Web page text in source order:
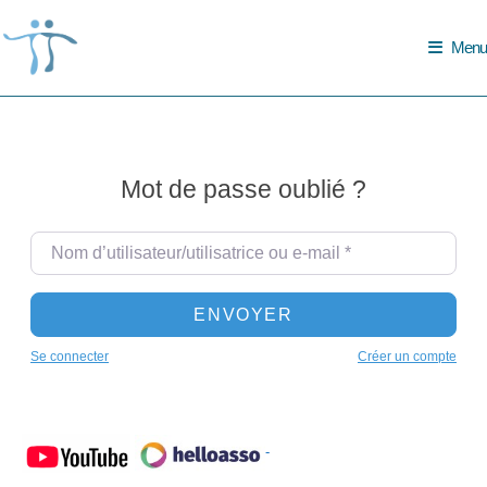
to
content
Menu
Mot de passe oublié ?
Nom d’utilisateur/utilisatrice ou e-mail*
ENVOYER
Se connecter Créer un compte
-